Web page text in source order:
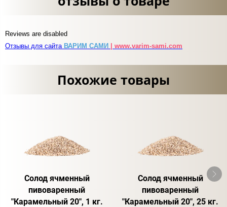
Reviews are disabled
Отзывы для сайта ВАРИМ САМИ | www.varim-sami.com
Похожие товары
Солод ячменный
пивоваренный
"Карамельный 20", 1 кг.
Солод ячменный
пивоваренный
"Карамельный 20", 25 кг.